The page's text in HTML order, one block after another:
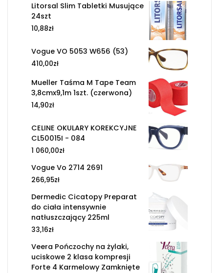
Litorsal Slim Tabletki Musujące
24szt
10,88zł
Vogue VO 5053 W656 (53)
410,00zł
Mueller Taśma M Tape Team
3,8cmx9,1m 1szt. (czerwona)
14,90zł
CELINE OKULARY KOREKCYJNE
CL50015I - 084
1 060,00zł
Vogue Vo 2714 2691
266,95zł
Dermedic Cicatopy Preparat
do ciała intensywnie
natłuszczający 225ml
33,16zł
Veera Pończochy na żylaki,
uciskowe 2 klasa kompresji
Forte 4 Karmelowy Zamknięte